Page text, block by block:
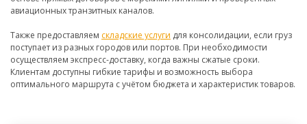
авиационных транзитных каналов.
Также предоставляем складские услуги для консолидации, если груз
поступает из разных городов или портов. При необходимости
осуществляем экспресс-доставку, когда важны сжатые сроки.
Клиентам доступны гибкие тарифы и возможность выбора
оптимального маршрута с учётом бюджета и характеристик товаров.